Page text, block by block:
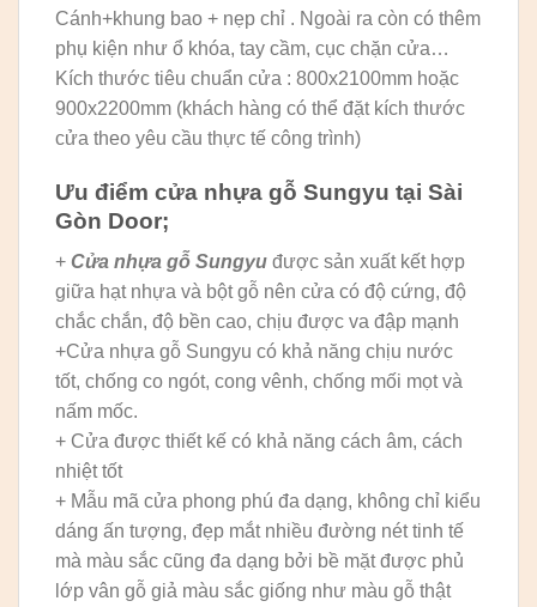
Cánh+khung bao + nẹp chỉ . Ngoài ra còn có thêm
phụ kiện như ổ khóa, tay cầm, cục chặn cửa…
Kích thước tiêu chuẩn cửa : 800x2100mm hoặc
900x2200mm (khách hàng có thể đặt kích thước
cửa theo yêu cầu thực tế công trình)
Ưu điểm cửa nhựa gỗ Sungyu tại Sài
Gòn Door;
+ Cửa nhựa gỗ Sungyu được sản xuất kết hợp
giữa hạt nhựa và bột gỗ nên cửa có độ cứng, độ
chắc chắn, độ bền cao, chịu được va đập mạnh
+Cửa nhựa gỗ Sungyu có khả năng chịu nước
tốt, chống co ngót, cong vênh, chống mối mọt và
nấm mốc.
+ Cửa được thiết kế có khả năng cách âm, cách
nhiệt tốt
+ Mẫu mã cửa phong phú đa dạng, không chỉ kiểu
dáng ấn tượng, đẹp mắt nhiều đường nét tinh tế
mà màu sắc cũng đa dạng bởi bề mặt được phủ
lớp vân gỗ giả màu sắc giống như màu gỗ thật